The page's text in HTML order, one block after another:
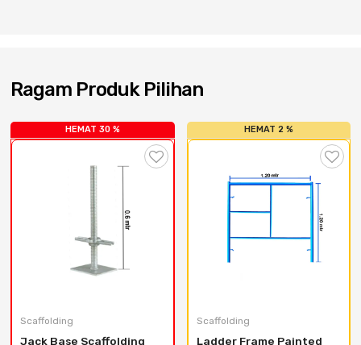
Ragam Produk Pilihan
HEMAT 30 %
Scaffolding
Jack Base Scaffolding
HEMAT 2 %
Scaffolding
Ladder Frame Painted